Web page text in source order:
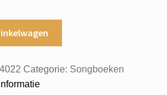
Categorie: Songboeken